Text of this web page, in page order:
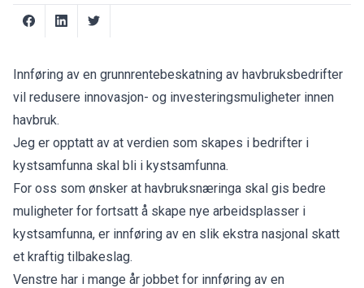
Innføring av en grunnrentebeskatning av havbruksbedrifter
vil redusere innovasjon- og investeringsmuligheter innen
havbruk.
Jeg er opptatt av at verdien som skapes i bedrifter i
kystsamfunna skal bli i kystsamfunna.
For oss som ønsker at havbruksnæringa skal gis bedre
muligheter for fortsatt å skape nye arbeidsplasser i
kystsamfunna, er innføring av en slik ekstra nasjonal skatt
et kraftig tilbakeslag.
Venstre har i mange år jobbet for innføring av en